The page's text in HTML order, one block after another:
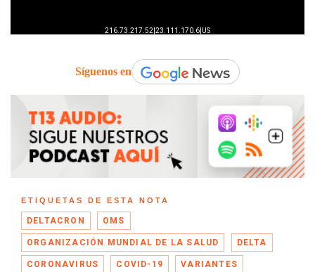
Síguenos en
ETIQUETAS DE ESTA NOTA
DELTACRON OMS
ORGANIZACIÓN MUNDIAL DE LA SALUD DELTA
CORONAVIRUS COVID-19 VARIANTES